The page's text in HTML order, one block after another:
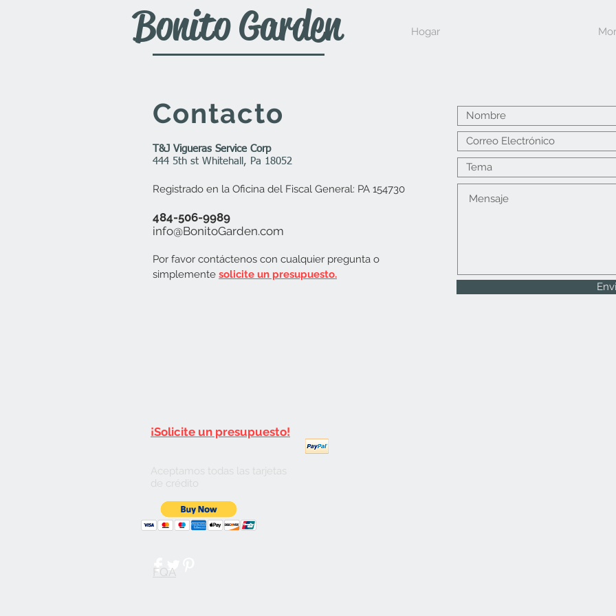
Bonito Garden Hogar
Contacto
T&J Vigueras Service Corp
444 5th st Whitehall, Pa 18052
Registrado en la Oficina del Fiscal General: PA 154730
484-506-9989
info@BonitoGarden.com
Por favor contáctenos con cualquier pregunta o
simplemente solicite un presupuesto.
¡Solicite un presupuesto!
Aceptamos todas las tarjetas
de crédito
FQA